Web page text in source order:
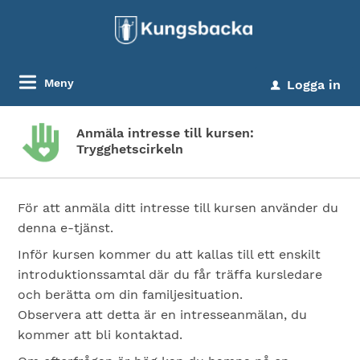
Meny u Logga in
Anmäla intresse till kursen:
Trygghetscirkeln
För att anmäla ditt intresse till kursen använder du
denna e-tjänst.
Inför kursen kommer du att kallas till ett enskilt
introduktionssamtal där du får träffa kursledare
och berätta om din familjesituation.
Observera att detta är en intresseanmälan, du
kommer att bli kontaktad.